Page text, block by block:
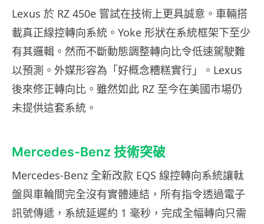
Lexus 於 RZ 450e 嘗試在技術上更具誠意。車輛搭
載真正線控轉向系統。Yoke 形狀在系統框架下至少
有其邏輯。然而不斷動態調整轉向比令低速駕駛難
以預測。外媒形容為「好概念糟糕實行」。Lexus
後來修正轉向比。雖然如此 RZ 至今在美國市場仍
未提供這套系統。
Mercedes-Benz 技術突破
Mercedes-Benz 全新改款 EQS 線控轉向系統讓軚
盤與車輪間完全沒有實體連結，所有指令透過電子
訊號傳遞，系統延遲約 1 毫秒，完成全幅轉向只需